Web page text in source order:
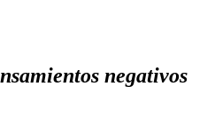
negativos